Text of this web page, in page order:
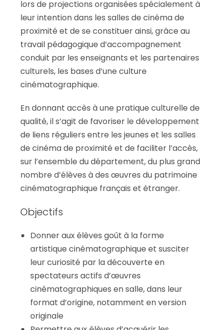
lors de projections organisées spécialement à
leur intention dans les salles de cinéma de
proximité et de se constituer ainsi, grâce au
travail pédagogique d’accompagnement
conduit par les enseignants et les partenaires
culturels, les bases d’une culture
cinématographique.
En donnant accès à une pratique culturelle de
qualité, il s’agit de favoriser le développement
de liens réguliers entre les jeunes et les salles
de cinéma de proximité et de faciliter l’accès,
sur l’ensemble du département, du plus grand
nombre d’élèves à des œuvres du patrimoine
cinématographique français et étranger.
Objectifs
Donner aux élèves goût à la forme
artistique cinématographique et susciter
leur curiosité par la découverte en
spectateurs actifs d’œuvres
cinématographiques en salle, dans leur
format d’origine, notamment en version
originale